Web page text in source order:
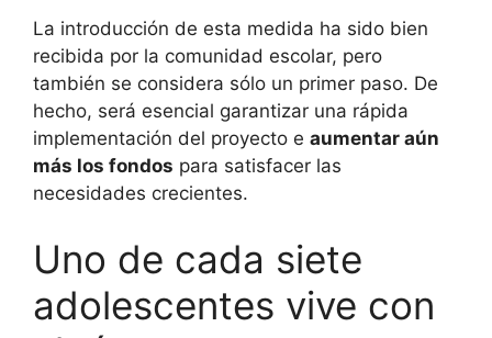
La introducción de esta medida ha sido bien
recibida por la comunidad escolar, pero
también se considera sólo un primer paso. De
hecho, será esencial garantizar una rápida
implementación del proyecto e aumentar aún
más los fondos para satisfacer las
necesidades crecientes.
Uno de cada siete
adolescentes vive con